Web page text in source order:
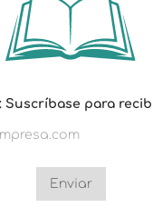
f
r
a
s
.
Suscríbase para
Enviar